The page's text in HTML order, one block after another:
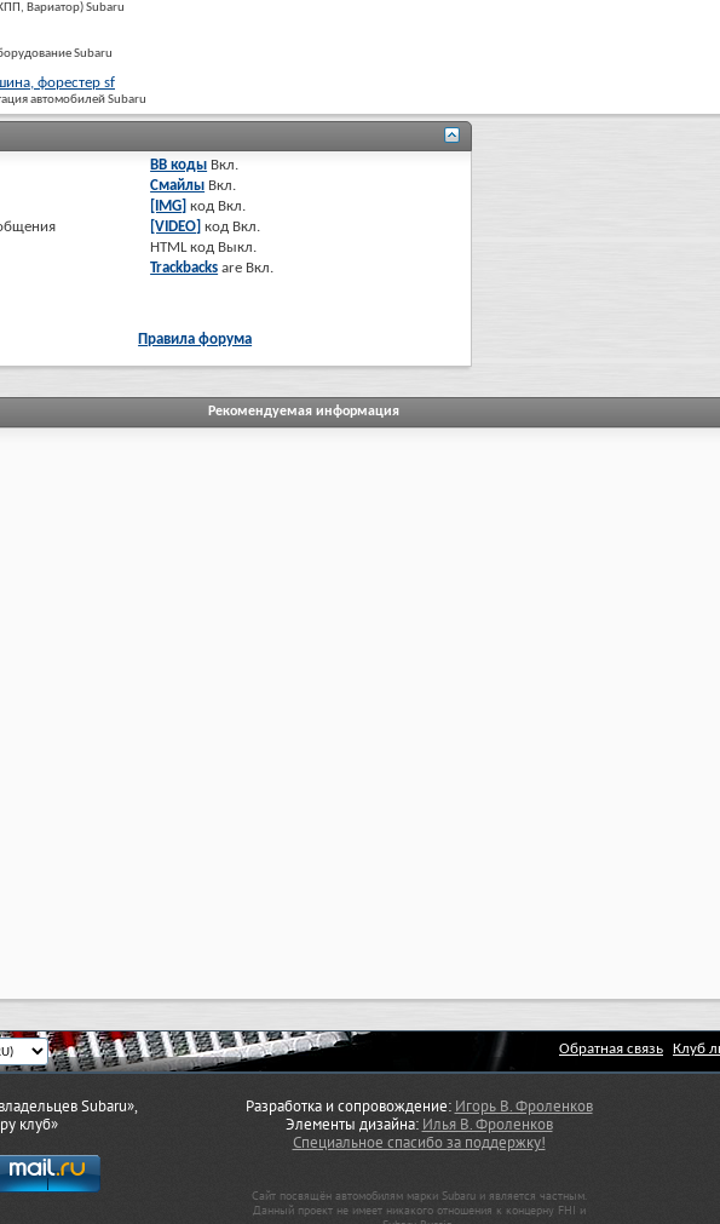
Вариатор) Subaru
Subaru
форестер sf
автомобилей Subaru
BB коды Вкл.
Смайлы Вкл.
[IMG] код Вкл.
[VIDEO] код Вкл.
HTML код Выкл.
Trackbacks are Вкл.
Правила форума
Рекомендуемая информация
Обратная связь Клуб
Subaru»,
клуб»
Разработка и сопровождение: Игорь В. Фроленков
Элементы дизайна: Илья В. Фроленков
Специальное спасибо за поддержку!
Сайт посвящён автомобилям марки Subaru и является частным.
Данный проект не имеет никакого отношения к концерну FHI и